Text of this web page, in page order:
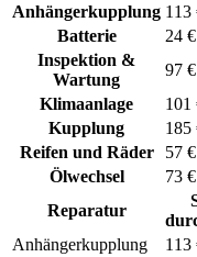
Anhängerkupplung 113
Batterie
24 €
Inspektion &
Wartung
97 €
Klimaanlage
101
Kupplung
185
Reifen und Räder
57 €
Ölwechsel
73 €
Reparatur
Anhängerkupplung
113